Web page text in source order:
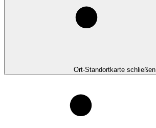
Ort-Standortkarte schließen